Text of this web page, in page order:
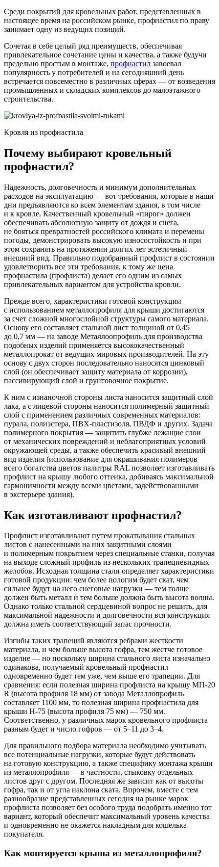
Среди покрытий для кровельных работ, представленных в
настоящее время на российском рынке, профнастил по праву
занимает одну из ведущих позиций.
Сочетая в себе целый ряд преимуществ, обеспечивая
привлекательное сочетание цены и качества, а также будучи
предельно простым в монтаже, профнастил завоевал
популярность у потребителей и на сегодняшний день
встречается повсеместно в различных сферах — от возведения
промышленных и складских комплексов до малоэтажного
строительства.
Кровля из профнастила
Почему выбирают кровельный
профнастил?
Надежность, долговечность и минимум дополнительных
расходов на эксплуатацию — вот требования, которые в наши
дни предъявляются ко всем элементам здания, в том числе
и к кровле. Качественный кровельный «пирог» должен
обеспечивать абсолютную защиту от дождя и снега,
не бояться превратностей российского климата и перемены
погоды, демонстрировать высокую износостойкость и при
этом сохранять на протяжении долгих лет эстетичный
внешний вид. Правильно подобранный профлист в состоянии
удовлетворить все эти требования, к тому же цена
профнастила (профлиста) делает его одним из самых
привлекательных вариантом для устройства кровли.
Прежде всего, характеристики готовой конструкции
с использованием металлопрофиля для крыши достигаются
за счет сложной многослойной структуры самого материала.
Основу его составляет стальной лист толщиной от 0,45
до 0,7 мм — на заводе Металлоопрофиль для производства
подобных изделий применяется высококачественный
металлопрокат от ведущих мировых производителей. На эту
основу с двух сторон последовательно наносятся цинковый
слой (он обеспечивает защиту материала от коррозии),
пассивирующий слой и грунтовочное покрытие.
К ним с изнаночной стороны листа наносится защитный слой
лака, а с лицевой стороны наносится полимерный защитный
слой с применением различных современных материалов:
пурала, полиэстера, ПВХ-пластизоля, ПВДФ и других. Задача
полимерного покрытия — защитить глубже лежащие слои
от механических повреждений и неблагоприятных условий
окружающей среды, а также обеспечить красивый внешний
вид изделия (использование для окрашивания полимеров
всего богатства цветов палитры RAL позволяет изготавливать
профлист на крышу любого оттенка, добиваясь максимальной
гармоничности между всеми цветами, задействованными
в экстерьере здания).
Как изготавливают профнастил?
Профлист изготавливают путем прокатывания стальных
листов с нанесенными на них защитными слоями
и полимерным покрытием через специальные станки, получая
на выходе сложный профиль из нескольких трапециевидных
желобов. Исходная толщина стали определяет характеристики
готовой продукции: чем более пологим будет скат, чем
сильнее будут на него снеговые нагрузки — тем толще
должен быть металл и тем больше должна быть высота волны.
Однако только стальной сердцевиной вопрос не решить, для
максимальной надежности и долговечности вся конструкция
должна иметь соответствующий запас прочности.
Изгибы таких трапеций являются ребрами жесткости
материала, и чем больше высота гофра, тем жестче готовое
изделие — но поскольку ширина стального листа изначально
одинакова, получаемый кровельный профнастил
одновременно будет тем уже, чем выше его трапеции. Для
сравнения: если полезная ширина профлиста на крышу МП-20
R (высота профиля 18 мм) от завода Металлопрофиль
составляет 1100 мм, то полезная ширина профнастила для
крыши Н-75 (высота профиля 75 мм) — 750 мм.
Соответственно, у различных марок кровельного профлиста
разным будет и число гофров — от 5–11 до 3–4.
Для правильного подбора материала необходимо учитывать
все потенциальные нагрузки, которые будут действовать
на готовую конструкцию, а также специфику монтажа крыши
из металлопрофиля — в частности, стыковку отдельных
листов друг с другом. Последняя же зависит как от высоты
гофра, так и от угла наклона ската. Впрочем, вместе с тем
разнообразие представленных сегодня на рынке марок
профлиста позволяет без особого труда подобрать именно тот
вариант, который обеспечит максимальный уровень качества
и одновременно не окажется накладным для кошелька
покупателя.
Как монтируется крыша из металлопрофиля?